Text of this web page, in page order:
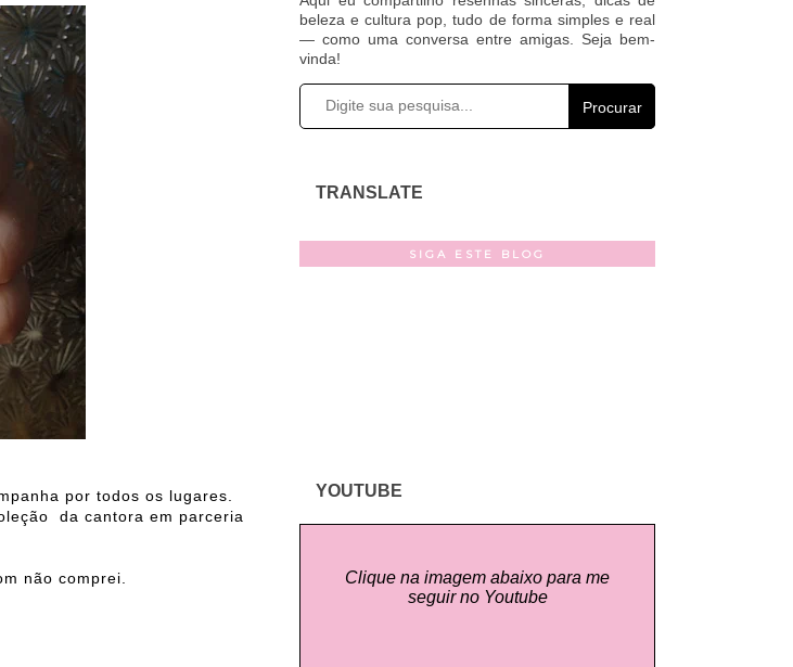
por todos os lugares.
da cantora em parceria
não comprei.
beleza e cultura pop, tudo de forma simples e real
— como uma conversa entre amigas. Seja bem-
vinda!
Procurar
TRANSLATE
SIGA ESTE BLOG
YOUTUBE
Clique na imagem abaixo para me
seguir no Youtube